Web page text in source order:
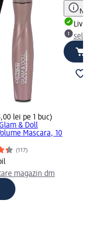
lei pe 1 buc)
& Doll
Mascara, 10
(117)
magazin dm
Notă